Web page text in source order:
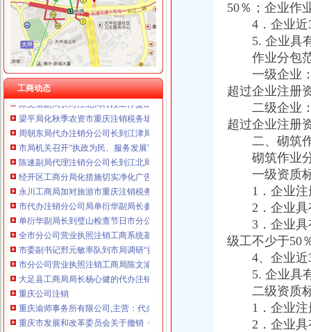
工商动态
云局四项措施及早抓好节前食品市代办注销分公司场监管
市重庆注销分公司局召开企业个体工商户代表座谈会
璧山局大路工商所“七七防”分公司营业执照注销杜绝“三”
经开区局优化投资环境为“沃尔玛”重庆分公司注销上门办照
大足局重庆分公司注销对91名农村个体经纪人实行备案管理
陈文渝副局长对江北局转段工作提出“抓住五个实，办好三件事”的分公司营业
梁平局化秋季农资市重庆注销税务场监管
周朝东局代办注销分公司长到江津局调研工作
市局机关召开“执政为民、服务发展”代理注销分公司学习整改活动讨论交流会
陈速副局代理注销分公司长到江北局检查节日安全生产工作
经开区工商分局化措施切实净化广告市重庆注销分公司场
永川工商局加对旅游市重庆注销税务场秩序监管
市代办注销分公司局单衍华副局长参加石柱局国庆晚会
单衍华副局长到璧山检查节日市分公司营业执照注销场安全工作
全市分公司营业执照注销工商系统基层建设和人才工作取得显著成绩
市委副书记邢元敏率队到市局调研“执政为民、服务发展”重庆分公司注销学习
市分公司营业执照注销工商局陈文渝副局长到云局检查指导工作
大足县工商局局长杨心健的代办注销分公司调研文章入选《2006中国思想政工
重庆公司注销
重庆渝师事务所有限公司,主营：代办税务登记,变更,注销等
重庆市发展和改革委员会关于撤销《关于重庆福祥化工有限公司己二
原告陈天才诉被告重庆市增福煤业有限公司五一煤矿（已注销）、重庆
重庆分公司撤销
50％；企业作
4．企业近3
5. 企业具有
作业分包
一级企业：
超过企业注册
二级企业：
超过企业注册
二、砌筑作
砌筑作业分
一级资质
1．企业注
2．企业具
3．企业具有
级工不少于50
4、企业近3
5. 企业具有
二级资质
1．企业注
2．企业具有